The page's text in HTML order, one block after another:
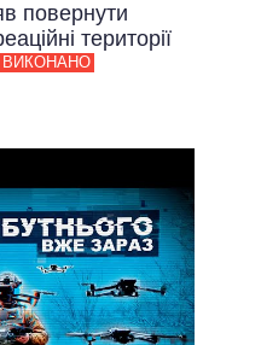
повернути
території
ВИКОНАНО